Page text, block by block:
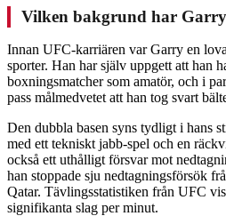
Vilken bakgrund har
Innan UFC-karriären var Garry en
sporter. Han har själv uppgett att han
boxningsmatcher som amatör, och i
pass målmedvetet att han tog svart
Den dubbla basen syns tydligt i hans
med ett tekniskt jabb-spel och en
också ett uthålligt försvar mot
han stoppade sju nedtagningsförsök
Qatar. Tävlingsstatistiken från UFC
signifikanta slag per minut.